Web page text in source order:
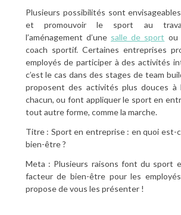
Plusieurs possibilités sont
et promouvoir le sport au
l’aménagement d’une salle de sport ou
coach sportif. Certaines entreprises
employés de participer à des activités
c’est le cas dans des stages de team
proposent des activités plus douces à
chacun, ou font appliquer le sport en
tout autre forme, comme la marche.
Titre : Sport en entreprise : en quoi est-
bien-être ?
Meta : Plusieurs raisons font du sport
facteur de bien-être pour les
propose de vous les présenter !